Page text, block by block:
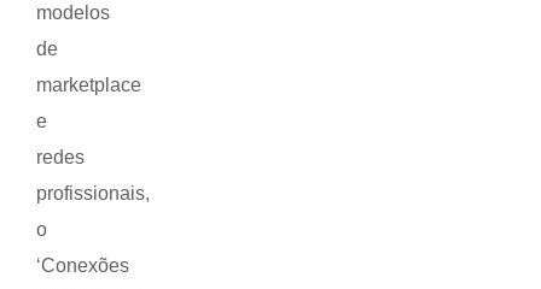
modelos
de
marketplace
e
redes
profissionais,
o
‘Conexões